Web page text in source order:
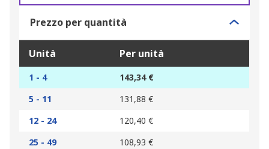
Prezzo per quantità
Unità Per unità
1 - 4
143,34 €
5 - 11
131,88 €
12 - 24
120,40 €
25 - 49
108,93 €